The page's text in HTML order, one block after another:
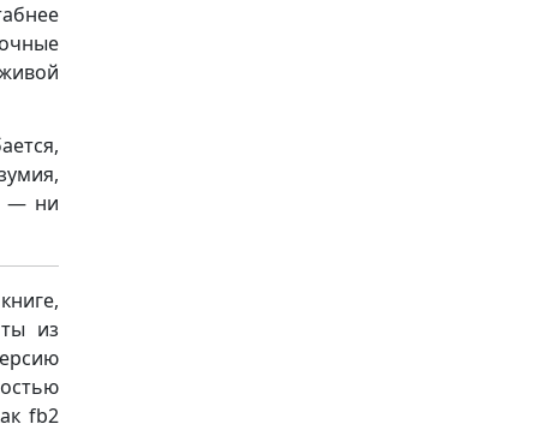
— ни
из
fb2